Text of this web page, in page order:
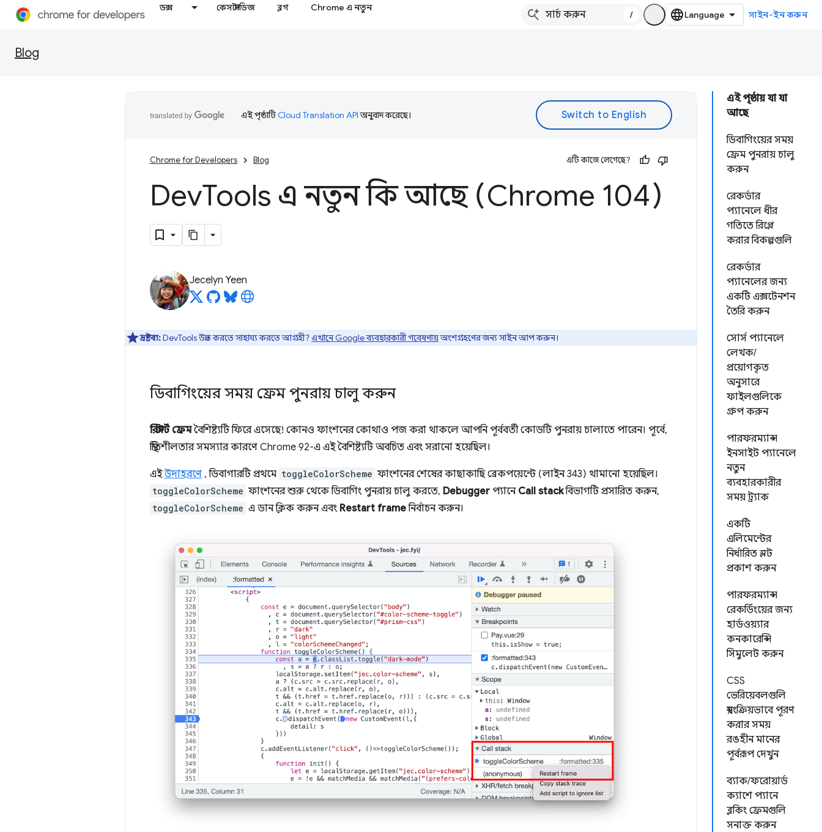
ডক্স কেস স্টাডিজ ব্লগ Chrome এ নতুন
/ সাইন-ইন করুন
Blog
এই পৃষ্ঠায় যা যা
আছে
ডিবাগিংয়ের সময়
ফ্রেম পুনরায় চালু
করুন
রেকর্ডার
প্যানেলে ধীর
গতিতে রিপ্লে
করার বিকল্পগুলি
রেকর্ডার
প্যানেলের জন্য
একটি এক্সটেনশন
তৈরি করুন
সোর্স প্যানেলে
লেখক/
প্রয়োগকৃত
অনুসারে
ফাইলগুলিকে
গ্রুপ করুন
পারফরম্যান্স
ইনসাইট প্যানেলে
নতুন
ব্যবহারকারীর
সময় ট্র্যাক
একটি
এলিমেন্টের
নির্ধারিত স্লট
প্রকাশ করুন
পারফরম্যান্স
রেকর্ডিংয়ের জন্য
হার্ডওয়্যার
কনকারেন্সি
সিমুলেট করুন
CSS
ভেরিয়েবলগুলি
স্বয়ংক্রিয়ভাবে পূরণ
করার সময়
রঙহীন মানের
পূর্বরূপ দেখুন
ব্যাক/ফরোয়ার্ড
ক্যাশে প্যানে
ব্লকিং ফ্রেমগুলি
সনাক্ত করুন
এই পৃষ্ঠাটিCloud Translation APIঅনুবাদ করেছে।
Chrome for Developers Blog এটি কাজে লেগেছে?
DevTools এ নতুন কি আছে (Chrome 104)
Jecelyn Yeen
দ্রষ্টব্য:DevTools উন্নত করতে সাহায্য করতে আগ্রহী?এখানে Google ব্যবহারকারী গবেষণায়অংশগ্রহণের জন্য সাইন আপ করুন।
ডিবাগিংয়ের সময় ফ্রেম পুনরায় চালু করুন
রিস্টার্ট ফ্রেমবৈশিষ্ট্যটি ফিরে এসেছে! কোনও ফাংশনের কোথাও পজ করা থাকলে আপনি পূর্ববর্তী কোডটি পুনরায় চালাতে পারেন। পূর্বে,
স্থিতিশীলতার সমস্যার কারণে Chrome 92-এ এই বৈশিষ্ট্যটি অবচিত এবং সরানো হয়েছিল।
এইউদাহরণে , ডিবাগারটি প্রথমে toggleColorScheme ফাংশনের শেষের কাছাকাছি ব্রেকপয়েন্টে (লাইন 343) থামানো হয়েছিল।
toggleColorScheme ফাংশনের শুরু থেকে ডিবাগিং পুনরায় চালু করতে, Debugger প্যানে Call stackবিভাগটি প্রসারিত করুন,
toggleColorScheme এ ডান ক্লিক করুন এবং Restart frameনির্বাচন করুন।